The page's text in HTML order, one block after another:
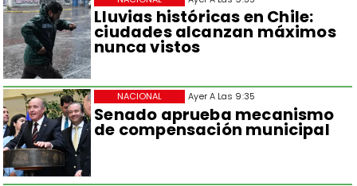
Lluvias históricas en Chile:
ciudades alcanzan máximos
nunca vistos
Ayer A Las 9:35
Senado aprueba mecanismo
de compensación municipal
NACIONAL